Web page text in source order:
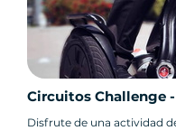
Circuitos Challenge
Disfrute de una actividad